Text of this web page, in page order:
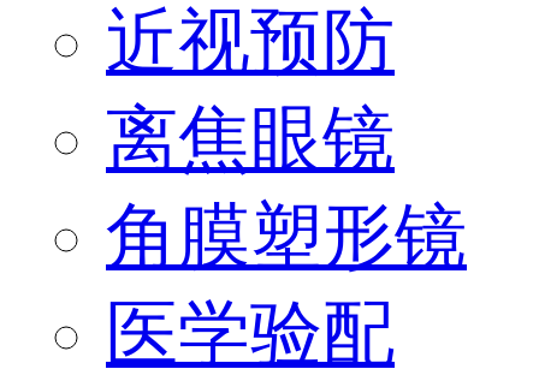
近视预防
离焦眼镜
角膜塑形镜
医学验配